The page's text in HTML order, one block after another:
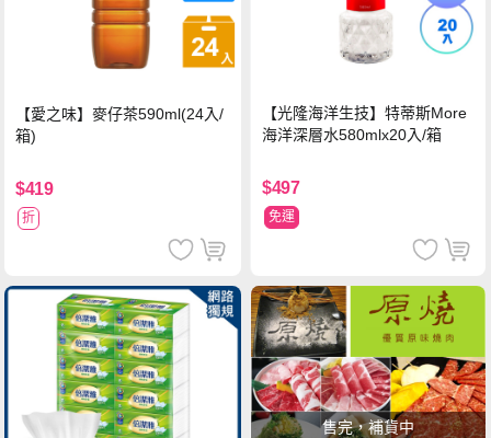
【愛之味】麥仔茶590ml(24入/
箱)
$419
折
【光隆海洋生技】特蒂斯More
海洋深層水580mlx20入/箱
$497
免運
售完，補貨中